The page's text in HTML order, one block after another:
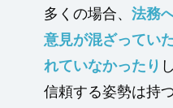
多くの場合、 法務
意見が混ざってい
れていなかったり
信頼する姿勢は持